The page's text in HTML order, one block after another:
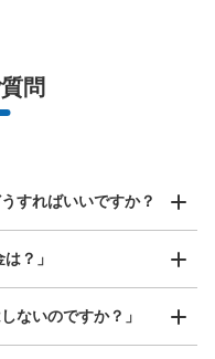
日時を
約
提携
のお荷物（リュック、ハンド
問
すればいいですか？
？」
ないのですか？」